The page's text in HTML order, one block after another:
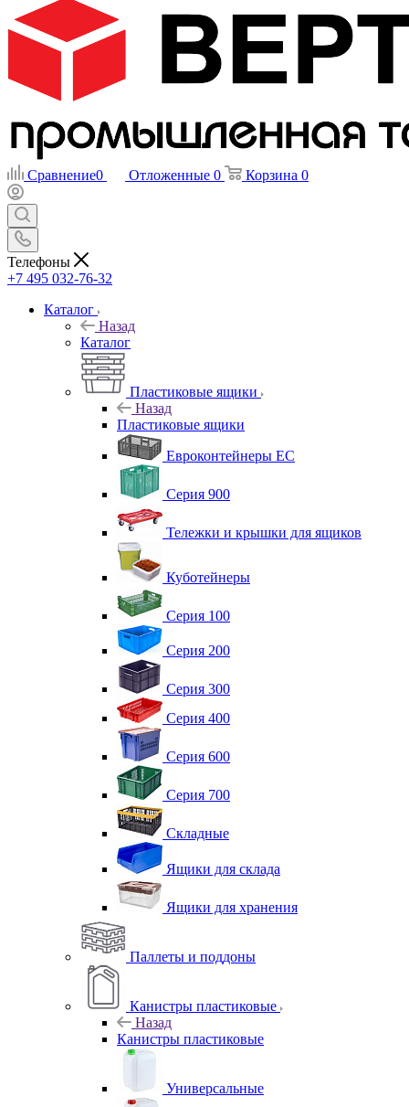
Сравнение0 Отложенные 0 Корзина 0
Телефоны
+7 495 032-76-32
Каталог
Назад
Каталог
Пластиковые ящики
Назад
Пластиковые ящики
Евроконтейнеры ЕС
Серия 900
Тележки и крышки для ящиков
Куботейнеры
Серия 100
Серия 200
Серия 300
Серия 400
Серия 600
Серия 700
Складные
Ящики для склада
Ящики для хранения
Паллеты и поддоны
Канистры пластиковые
Назад
Канистры пластиковые
Универсальные